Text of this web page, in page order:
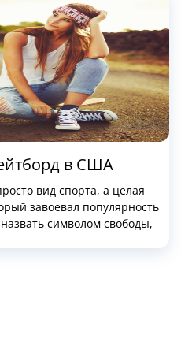
в США
вид спорта, а целая
завоевал популярность
символом свободы,